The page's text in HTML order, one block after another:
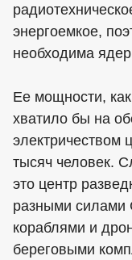
энергоемкое,
необходима
Ее мощности,
хватило бы на
электричеством
тысяч человек.
это центр
разными силами
кораблями и
береговыми